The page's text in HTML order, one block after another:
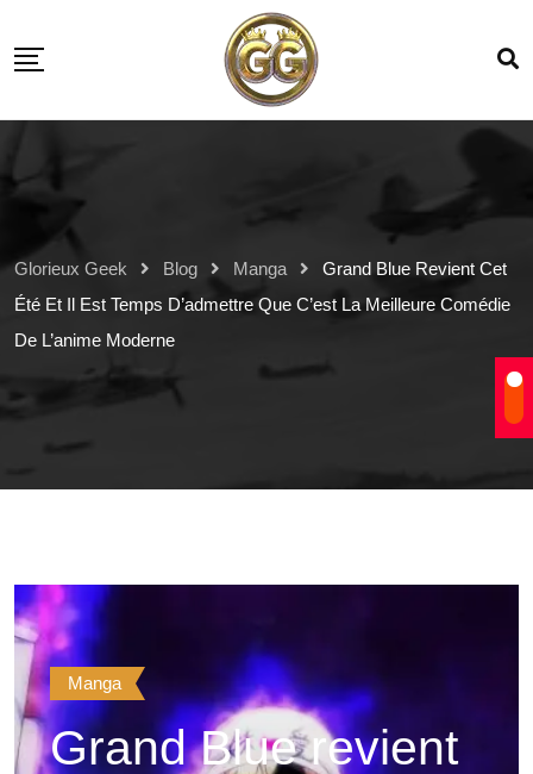
Glorieux Geek Blog Manga
Grand Blue Revient Cet
Été Et Il Est Temps D’admettre Que C’est La Meilleure Comédie
De L’anime Moderne
Manga
Grand Blue revient